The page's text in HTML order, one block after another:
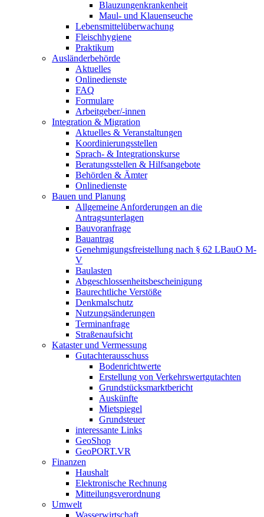
Blauzungenkrankenheit
Maul- und Klauenseuche
Lebensmittelüberwachung
Fleischhygiene
Praktikum
Ausländerbehörde
Aktuelles
Onlinedienste
FAQ
Formulare
Arbeitgeber/-innen
Integration & Migration
Aktuelles & Veranstaltungen
Koordinierungsstellen
Sprach- & Integrationskurse
Beratungsstellen & Hilfsangebote
Behörden & Ämter
Onlinedienste
Bauen und Planung
Allgemeine Anforderungen an die
Antragsunterlagen
Bauvoranfrage
Bauantrag
Genehmigungsfreistellung nach § 62 LBauO M-
V
Baulasten
Abgeschlossenheits­bescheinigung
Baurechtliche Verstöße
Denkmalschutz
Nutzungsänderungen
Terminanfrage
Straßenaufsicht
Kataster und Vermessung
Gutachterausschuss
Bodenrichtwerte
Erstellung von Verkehrswertgutachten
Grundstücksmarktbericht
Auskünfte
Mietspiegel
Grundsteuer
interessante Links
GeoShop
GeoPORT.VR
Finanzen
Haushalt
Elektronische Rechnung
Mitteilungsverordnung
Umwelt
Wasserwirtschaft